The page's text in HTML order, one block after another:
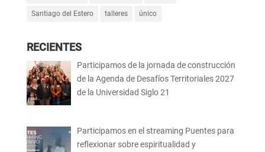
Santiago del Estero talleres único
RECIENTES
Participamos de la jornada de construcción
de la Agenda de Desafíos Territoriales 2027
de la Universidad Siglo 21
Participamos en el streaming Puentes para
reflexionar sobre espiritualidad y